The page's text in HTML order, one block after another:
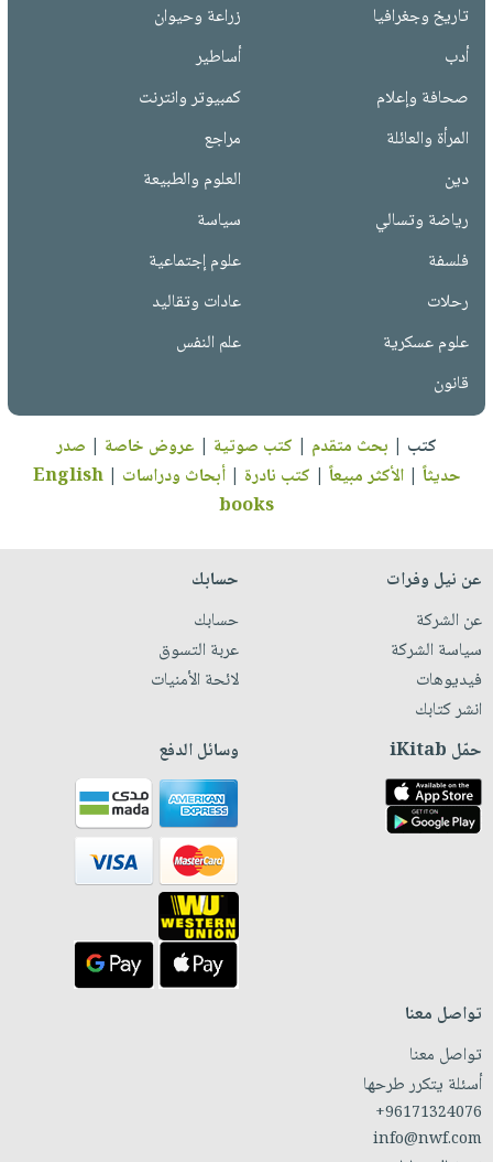
تاريخ وجغرافيا
زراعة وحيوان
أدب
أساطير
صحافة وإعلام
كمبيوتر وانترنت
المرأة والعائلة
مراجع
دين
العلوم والطبيعة
رياضة وتسالي
سياسة
فلسفة
علوم إجتماعية
رحلات
عادات وتقاليد
علوم عسكرية
علم النفس
قانون
كتب | بحث متقدم | كتب صوتية | عروض خاصة | صدر
حديثاً |الأكثر مبيعاً | كتب نادرة |أبحاث ودراسات |
English
books
عن نيل وفرات
عن الشركة
سياسة الشركة
فيديوهات
انشر كتابك
حسابك
حسابك
عربة التسوق
لائحة الأمنيات
حمّل iKitab وسائل الدفع
تواصل معنا
تواصل معنا
أسئلة يتكرر طرحها
+96171324076
info@nwf.com